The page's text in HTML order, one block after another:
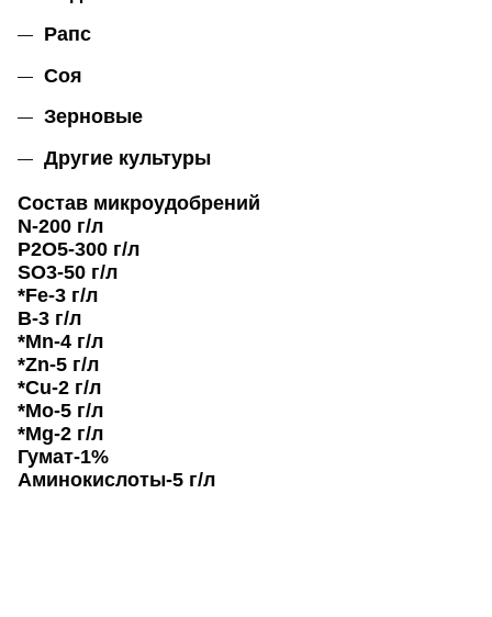
Рапс
Соя
Зерновые
Другие культуры
Состав микроудобрений
N-200 г/л
P2O5-300 г/л
SO3-50 г/л
*Fe-3 г/л
B-3 г/л
*Mn-4 г/л
*Zn-5 г/л
*Cu-2 г/л
*Mo-5 г/л
*Mg-2 г/л
Гумат-1%
Аминокислоты-5 г/л